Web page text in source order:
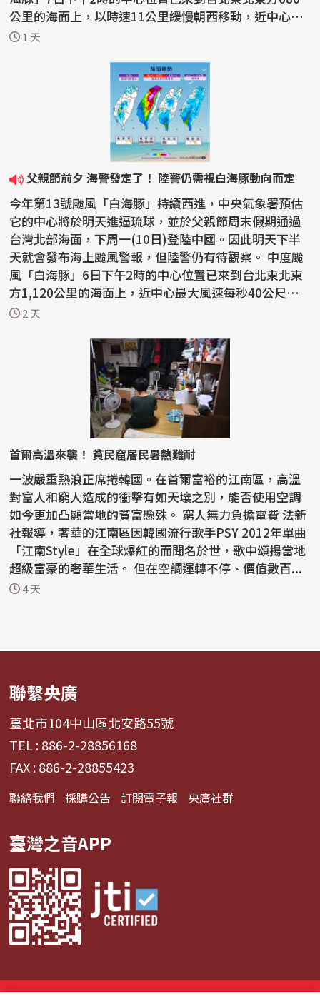
公里的海面上，以時速11公里緩慢朝西移動，近中心最
大風速每秒...
1 天
父親節前夕 海警發定了！ 陸警仍需視白海豚動向而定
今年第13號颱風「白海豚」持續西進，中央氣象署預估
它的中心將於明天進逼琉球，並於父親節周末假期通過
台灣北部海面，下周一(10日)登陸中國。因此明天下半
天就會發布海上颱風警報，但陸警仍有待觀察。 中度颱
風「白海豚」6日下午2時的中心位置已來到台北東北東
方1,120公里的海面上，近中心最大風速每秒40公尺，7
級風...
2 天
首爾高溫來襲！ 貧民窟居民暑熱難耐
一波嚴重熱浪正席捲韓國。在首爾富裕的江南區，高溫
對富人和窮人造成的衝擊有如天壤之別，能否使用空調
如今更加凸顯當地的貧富懸殊。 窮人無力負擔電費 法新
社報導，奢華的江南區因韓國流行歌手PSY 2012年單曲
「江南Style」在全球爆紅的而聞名於世，歌中頌揚當地
超級富豪的奢華生活。 但在空調運轉不停、價值數百...
4 天
聯繫央廣
臺北市104中山區北安路55號
TEL : 886-2-28856168
FAX : 886-2-28855423
聯絡我們 採購公告 訂閱電子報 央廣社群
臺灣之音APP